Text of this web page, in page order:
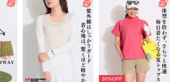
30%OFF